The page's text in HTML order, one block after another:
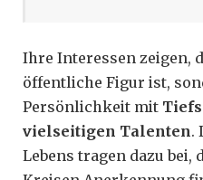
Ihre Interessen zeigen,
öffentliche Figur ist,
Persönlichkeit mit
vielseitigen Talenten.
Lebens tragen dazu bei,